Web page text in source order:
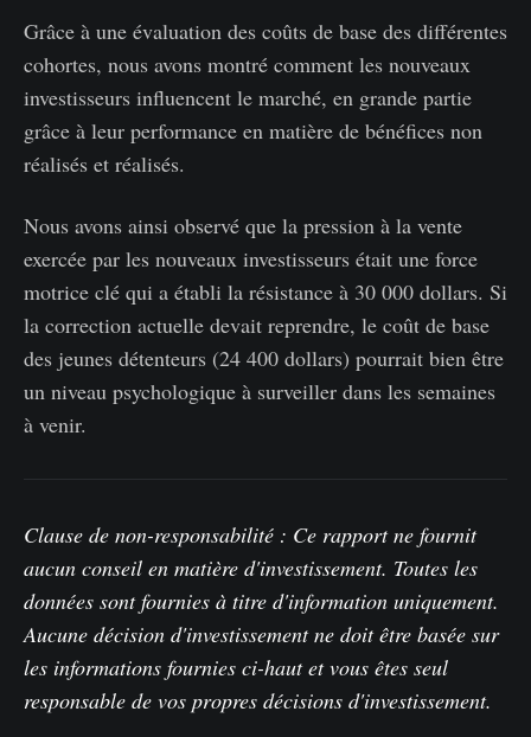
Grâce à une évaluation des coûts de base des différentes
cohortes, nous avons montré comment les nouveaux
investisseurs influencent le marché, en grande partie
grâce à leur performance en matière de bénéfices non
réalisés et réalisés.
Nous avons ainsi observé que la pression à la vente
exercée par les nouveaux investisseurs était une force
motrice clé qui a établi la résistance à 30 000 dollars. Si
la correction actuelle devait reprendre, le coût de base
des jeunes détenteurs (24 400 dollars) pourrait bien être
un niveau psychologique à surveiller dans les semaines
à venir.
Clause de non-responsabilité : Ce rapport ne fournit
aucun conseil en matière d'investissement. Toutes les
données sont fournies à titre d'information uniquement.
Aucune décision d'investissement ne doit être basée sur
les informations fournies ci-haut et vous êtes seul
responsable de vos propres décisions d'investissement.